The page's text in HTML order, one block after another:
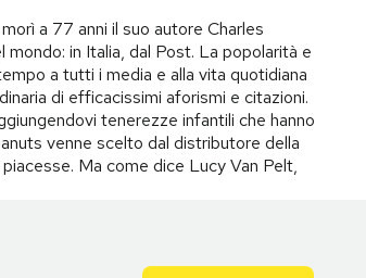
a 77 anni il suo autore Charles
in Italia, dal Post. La popolarità e
a tutti i media e alla vita quotidiana
di efficacissimi aforismi e citazioni.
tenerezze infantili che hanno
venne scelto dal distributore della
Ma come dice Lucy Van Pelt,